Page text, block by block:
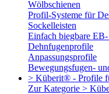
Wölbschienen
Profil-Systeme für
Sockelleisten
Einfach biegbare
Dehnfugenprofile
Anpassungsprofile
Bewegungsfugen-
> Küberit® - Profile
Zur Kategorie >